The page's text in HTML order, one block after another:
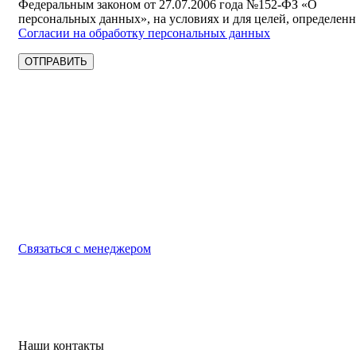
Федеральным законом от 27.07.2006 года №152-ФЗ «О
персональных данных», на условиях и для целей,
Согласии на обработку персональных данных
Связаться с менеджером
Наши контакты